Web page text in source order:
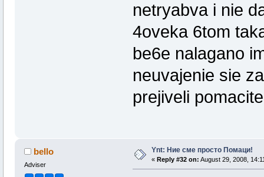
netryabva i nie
4oveka 6tom
be6e nalagano
neuvajenie sie
prejiveli pomacite
bello
Adviser
Ynt: Ние сме просто Помаци!
« Reply #32 on: August 29, 2008,